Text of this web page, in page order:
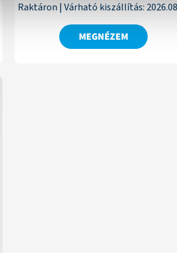
Raktáron | Várható kiszállítás:
MEGNÉZEM